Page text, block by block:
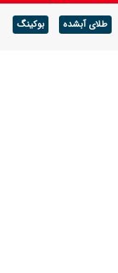
سی ان جی
طلای آبشده بوکینگ